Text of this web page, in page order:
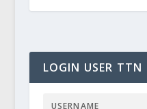
LOGIN USER TTN